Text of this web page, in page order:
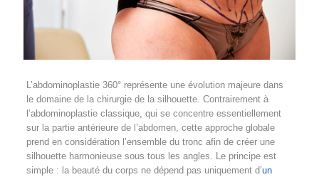
L’abdominoplastie 360° représente une évolution majeure dans
le domaine de la chirurgie de la silhouette. Contrairement à
l’abdominoplastie classique, qui se concentre essentiellement
sur la partie antérieure de l’abdomen, cette approche globale
prend en considération l’ensemble du tronc afin de créer une
silhouette harmonieuse sous tous les angles. Le principe est
simple : la beauté du corps ne dépend pas uniquement d’un